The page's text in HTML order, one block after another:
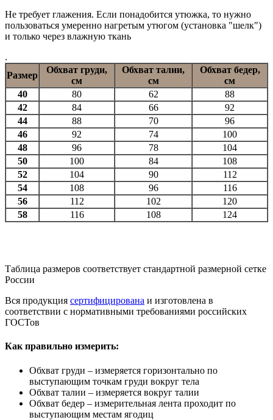
Не требует глажения. Если понадобится утюжка, то нужно
пользоваться умеренно нагретым утюгом (установка "шелк")
и только через влажную ткань
.
Размер
Обхват груди,
см
Обхват талии,
см
Обхват бедер,
см
40
80 62
88
42
84 66
92
44
88 70
96
46
92 74
100
48
96 78
104
50
100 84
108
52
104 90
112
54
108 96
116
56
112 102
120
58
116 108 124
Таблица размеров соответствует стандартной размерной сетке
России
Вся продукция сертифицирована и изготовлена в
соответствии с нормативными требованиями российских
ГОСТов
Как правильно измерить:
Обхват груди – измеряется горизонтально по
выступающим точкам груди вокруг тела
Обхват талии – измеряется вокруг талии
Обхват бедер – измерительная лента проходит по
выступающим местам ягодиц